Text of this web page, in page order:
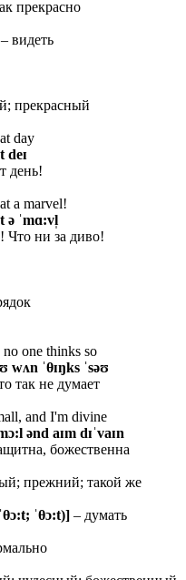
прекрасно
– видеть
прекрасный
day
deɪ
день!
a marvel!
ə ˈmɑ:vl̩
Что ни за диво!
no one thinks so
wʌn ˈθɪŋks ˈsəʊ
так не думает
and I'm divine
ənd aɪm dɪˈvaɪn
божественна
прежний; такой же
ɔ:t; ˈθɔ:t)] – думать